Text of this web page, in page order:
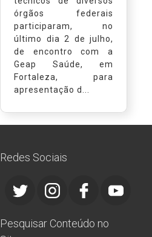
órgãos federais
participaram, no
último dia 2 de julho,
de encontro com a
Geap Saúde, em
Fortaleza, para
apresentação d...
Redes Sociais
Pesquisar Conteúdo no